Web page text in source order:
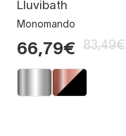
Lluvibath
Monomando
66,79€ 83,49€